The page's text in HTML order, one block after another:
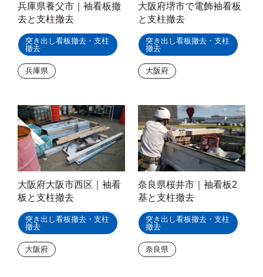
兵庫県養父市｜袖看板撤
去と支柱撤去
突き出し看板撤去・支柱
撤去
兵庫県
大阪府堺市で電飾袖看板
と支柱撤去
突き出し看板撤去・支柱
撤去
大阪府
大阪府大阪市西区｜袖看
板と支柱撤去
突き出し看板撤去・支柱
撤去
大阪府
奈良県桜井市｜袖看板2
基と支柱撤去
突き出し看板撤去・支柱
撤去
奈良県